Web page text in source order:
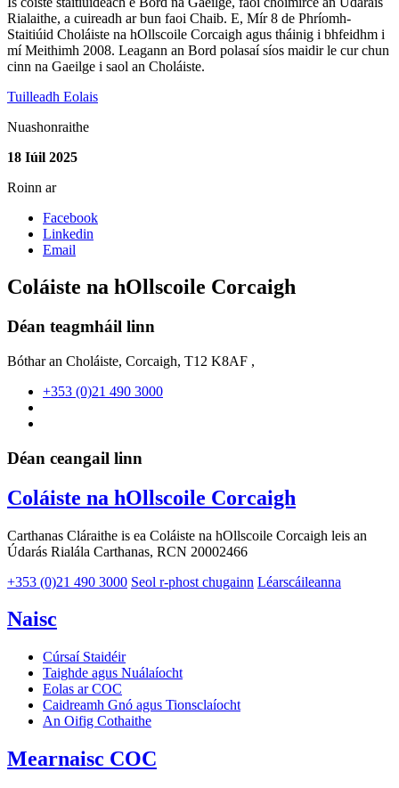
Rialaithe, a cuireadh ar bun faoi Chaib. E, Mír 8 de Phríomh-
Staitiúid Choláiste na hOllscoile Corcaigh agus tháinig i bhfeidhm i
mí Meithimh 2008. Leagann an Bord polasaí síos maidir le cur chun
cinn na Gaeilge i saol an Choláiste.
Tuilleadh Eolais
Nuashonraithe
18 Iúil 2025
Roinn ar
Facebook
Linkedin
Email
Coláiste na hOllscoile Corcaigh
Déan teagmháil linn
Bóthar an Choláiste, Corcaigh, T12 K8AF ,
+353 (0)21 490 3000
Déan ceangail linn
Coláiste na hOllscoile Corcaigh
Carthanas Cláraithe is ea Coláiste na hOllscoile Corcaigh leis an
Údarás Rialála Carthanas, RCN 20002466
+353 (0)21 490 3000 Seol r-phost chugainn Léarscáileanna
Naisc
Cúrsaí Staidéir
Taighde agus Nuálaíocht
Eolas ar COC
Caidreamh Gnó agus Tionsclaíocht
An Oifig Cothaithe
Mearnaisc COC